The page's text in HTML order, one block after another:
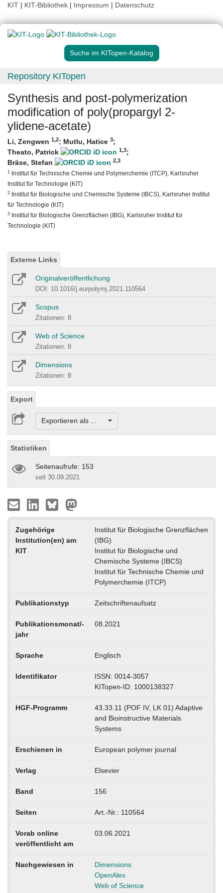
KIT | KIT-Bibliothek | Impressum | Datenschutz
Suche im KITopen-Katalog
Repository KITopen
Synthesis and post-polymerization
modification of poly(propargyl 2-
ylidene-acetate)
Li, Zengwen 1,2; Mutlu, Hatice 3;
Theato, Patrick
1,3;
Bräse, Stefan
2,3
1 Institut für Technische Chemie und Polymerchemie (ITCP), Karlsruher
Institut für Technologie (KIT)
2 Institut für Biologische und Chemische Systeme (IBCS), Karlsruher Institut
für Technologie (KIT)
3 Institut für Biologische Grenzflächen (IBG), Karlsruher Institut für
Technologie (KIT)
Externe Links
Originalveröffentlichung
DOI: 10.1016/j.eurpolymj.2021.110564
Scopus
Zitationen: 8
Web of Science
Zitationen: 8
Dimensions
Zitationen: 8
Export
Exportieren als ...
Statistiken
Seitenaufrufe: 153
seit 30.09.2021
Zugehörige
Institution(en) am
KIT
Institut für Biologische Grenzflächen
(IBG)
Institut für Biologische und
Chemische Systeme (IBCS)
Institut für Technische Chemie und
Polymerchemie (ITCP)
Publikationstyp Zeitschriftenaufsatz
Publikationsmonat/-
jahr
08.2021
Sprache Englisch
Identifikator
ISSN: 0014-3057
KITopen-ID: 1000138327
HGF-Programm
43.33.11 (POF IV, LK 01) Adaptive
and Bioinstructive Materials
Systems
Erschienen in European polymer journal
Verlag Elsevier
Band 156
Seiten Art.-Nr.: 110564
Vorab online
veröffentlicht am
03.06.2021
Nachgewiesen in
Dimensions
OpenAlex
Web of Science